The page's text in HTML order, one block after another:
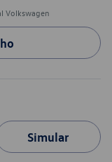
Volkswagen
Simular